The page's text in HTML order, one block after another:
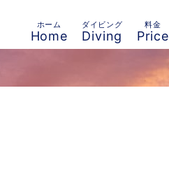
ホーム
Home
ダイビング
Diving
料金
Price